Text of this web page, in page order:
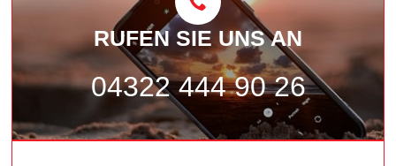
RUFEN SIE UNS AN
04322 444 90 26